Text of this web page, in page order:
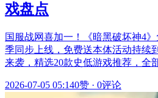
戏盘点
国服战网喜加一！《暗黑破坏神4
季同步上线，免费送本体活动持续
来袭，精选20款史低游戏推荐，全
2026-07-05 05:140赞 · 0评论